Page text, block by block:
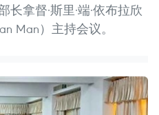
拿督·斯里·端·依布拉欣
Man）主持会议。